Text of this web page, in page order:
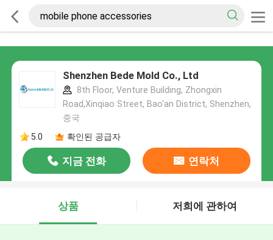
Shenzhen Bede Mold Co., Ltd
8th Floor, Venture Building, Zhongxin
Road,Xinqiao Street, Bao'an District, Shenzhen,
중국
5.0
확인된 공급자
지금 전화 연락처
상품 저희에 관하여